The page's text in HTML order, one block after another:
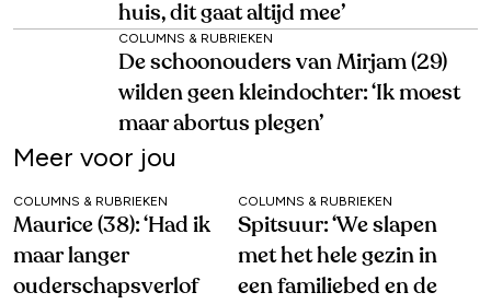
huis, dit gaat altijd mee’
COLUMNS & RUBRIEKEN
De schoonouders van Mirjam (29)
wilden geen kleindochter: ‘Ik moest
maar abortus plegen’
Meer voor jou
COLUMNS & RUBRIEKEN
Maurice (38): ‘Had ik
maar langer
ouderschapsverlof
COLUMNS & RUBRIEKEN
Spitsuur: ‘We slapen
met het hele gezin in
een familiebed en de